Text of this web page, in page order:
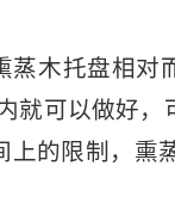
木托盘相对
就可以做好，
的限制，熏